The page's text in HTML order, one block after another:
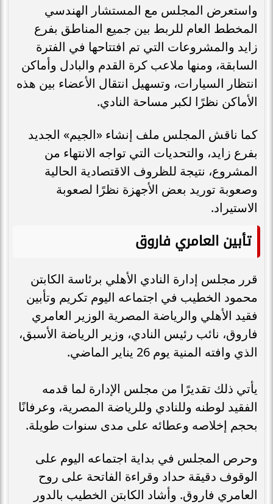
واستعرض المجلس مع المستشار الهندسي
المخطط العام للربط بين جميع المناطق بفرع
زايد والمشروعات التي تم افتتاحها في الفترة
السابقة، ومنها ملاعب كرة القدم والبادل وأماكن
انتظار السيارات، وتسهيل انتقال الأعضاء بين هذه
الأماكن نظرًا لكبر مساحة النادي.
كما ناقش المجلس ملف إنشاء «الجيم» الجديد
بفرع زايد، والتحديات التي تواجه الانتهاء من
المشروع، نتيجة للظروف الاقتصادية الحالية
وصعوبة توريد بعض الأجهزة نظرًا لصعوبة
الاستيراد.
تأبين العامري فاروق
قرر مجلس إدارة النادي الأهلي برئاسة الكابتن
محمود الخطيب في اجتماعه اليوم تكريم وتأبين
فقيد الأهلي والرياضة المصرية الوزير العامري
فاروق، نائب رئيس النادي، وزير الرياضة الأسبق،
الذي وافته المنية يوم 26 يناير الماضي.
يأتي ذلك تقديرًا من مجلس الإدارة لما قدمه
الفقيد لوطنه وللنادي وللرياضة المصرية، وعرفانًا
بحجم إخلاصه وعطائه على مدى سنوات طويلة.
وحرص المجلس في بداية اجتماعه اليوم على
الوقوف دقيقة حداد وقراءة الفاتحة على روح
العامري فاروق. وأشاد الكابتن الخطيب بالدور